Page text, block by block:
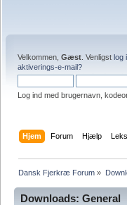
Velkommen, Gæst . Venligst log
aktiverings-e-mail?
Log ind med brugernavn,
Hjem Forum Hjælp
Dansk Fjerkræ Forum »
Downloads: General